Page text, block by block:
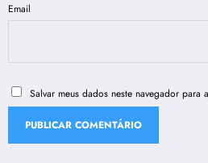
Email
Salvar meus dados neste navegador para